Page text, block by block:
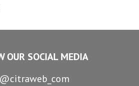
OUR SOCIAL MEDIA
@citraweb_com